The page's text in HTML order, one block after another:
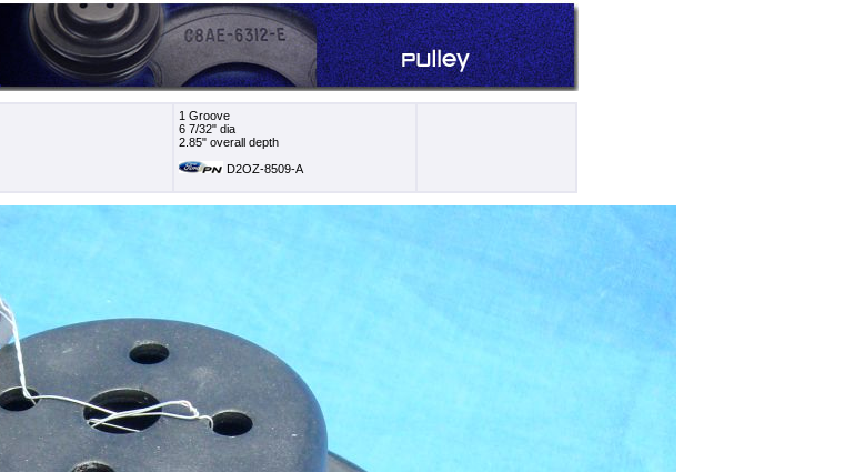
1 Groove
6 7/32" dia
2.85" overall depth
D2OZ-8509-A